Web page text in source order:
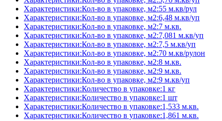
Характеристики:Кол-во в упаковке, м2:55 м.кв/рул
Характеристики:Кол-во в упаковке, м2:6,48 м.кв/уп
Характеристики:Кол-во в упаковке, м2:7 м.кв.
Характеристики:Кол-во в упаковке, м2:7,081 м.кв/уп
Характеристики:Кол-во в упаковке, м2:7,5 м.кв/уп
Характеристики:Кол-во в упаковке, м2:70 м.кв/рулон
Характеристики:Кол-во в упаковке, м2:8 м.кв.
Характеристики:Кол-во в упаковке, м2:9 м.кв.
Характеристики:Кол-во в упаковке, м2:9 м.кв/уп
Характеристики:Количество в упаковке:1 кг
Характеристики:Количество в упаковке:1 шт
Характеристики:Количество в упаковке:1,533 м.кв.
Характеристики:Количество в упаковке:1,861 м.кв.